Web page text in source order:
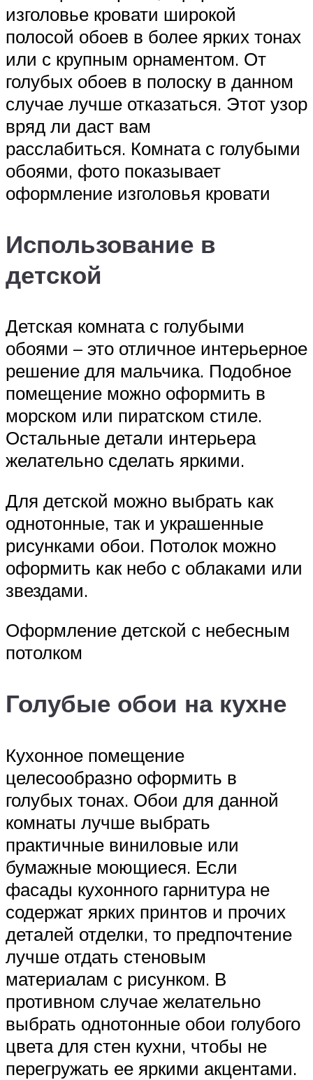
изголовье кровати широкой
полосой обоев в более ярких тонах
или с крупным орнаментом. От
голубых обоев в полоску в данном
случае лучше отказаться. Этот узор
вряд ли даст вам
расслабиться. Комната с голубыми
обоями, фото показывает
оформление изголовья кровати
Использование в
детской
Детская комната с голубыми
обоями – это отличное интерьерное
решение для мальчика. Подобное
помещение можно оформить в
морском или пиратском стиле.
Остальные детали интерьера
желательно сделать яркими.
Для детской можно выбрать как
однотонные, так и украшенные
рисунками обои. Потолок можно
оформить как небо с облаками или
звездами.
Оформление детской с небесным
потолком
Голубые обои на кухне
Кухонное помещение
целесообразно оформить в
голубых тонах. Обои для данной
комнаты лучше выбрать
практичные виниловые или
бумажные моющиеся. Если
фасады кухонного гарнитура не
содержат ярких принтов и прочих
деталей отделки, то предпочтение
лучше отдать стеновым
материалам с рисунком. В
противном случае желательно
выбрать однотонные обои голубого
цвета для стен кухни, чтобы не
перегружать ее яркими акцентами.